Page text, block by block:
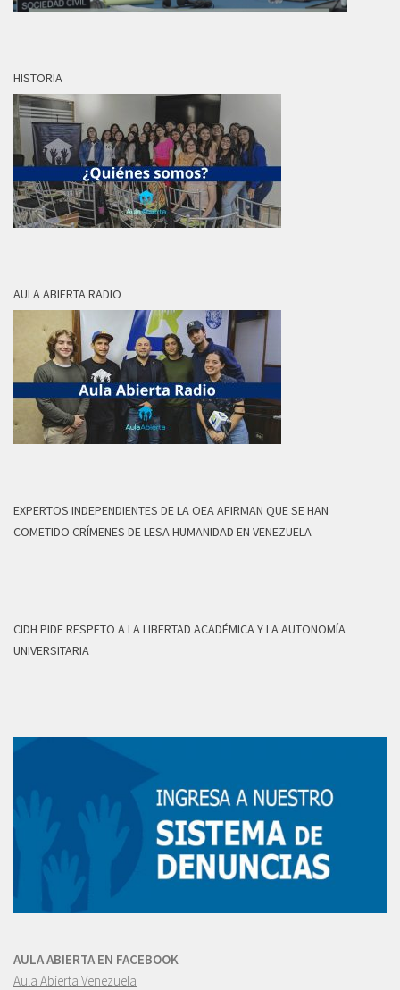
HISTORIA
AULA ABIERTA RADIO
EXPERTOS INDEPENDIENTES DE LA OEA AFIRMAN QUE SE HAN
COMETIDO CRÍMENES DE LESA HUMANIDAD EN VENEZUELA
CIDH PIDE RESPETO A LA LIBERTAD ACADÉMICA Y LA AUTONOMÍA
UNIVERSITARIA
AULA ABIERTA EN FACEBOOK
Aula Abierta Venezuela